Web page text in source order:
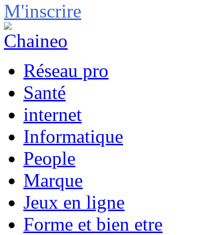
M'inscrire
Réseau pro
Santé
internet
Informatique
People
Marque
Jeux en ligne
Forme et bien etre